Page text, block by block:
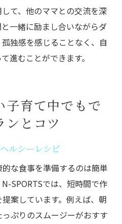
て、他のママとの交流を深
一緒に励まし合いながらダ
独感を感じることなく、自
進むことができます。
子育て中でもで
ンとコツ
ルシーレシピ
な食事を準備するのは簡単
SPORTSでは、短時間で作
案しています。例えば、朝
ぷりのスムージーがおすす